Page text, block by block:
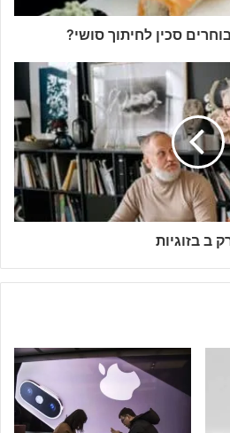
סכין לחיתוך סושי?
ב בזוגיות